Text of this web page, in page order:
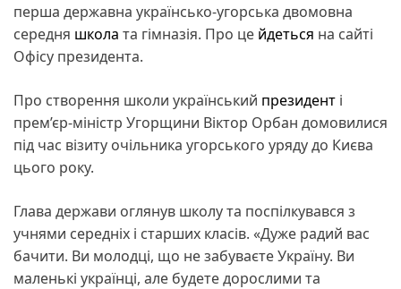
перша державна українсько-угорська двомовна
середня школа та гімназія. Про це йдеться на сайті
Офісу президента.
Про створення школи український президент і
прем’єр-міністр Угорщини Віктор Орбан домовилися
під час візиту очільника угорського уряду до Києва
цього року.
Глава держави оглянув школу та поспілкувався з
учнями середніх і старших класів. «Дуже радий вас
бачити. Ви молодці, що не забуваєте Україну. Ви
маленькі українці, але будете дорослими та